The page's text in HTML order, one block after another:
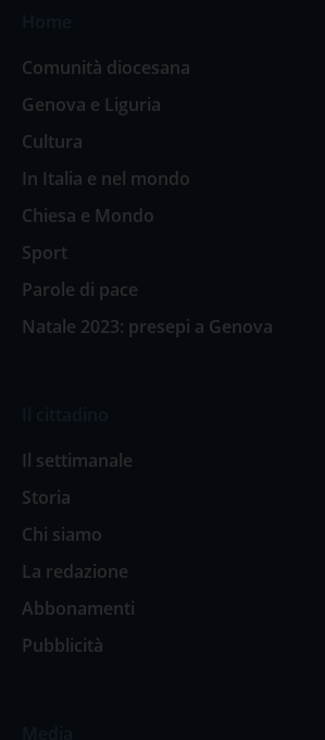
Comunità diocesana
Genova e Liguria
Cultura
In Italia e nel mondo
Chiesa e Mondo
Sport
Parole di pace
Natale 2023: presepi a Genova
Il settimanale
Storia
Chi siamo
La redazione
Abbonamenti
Pubblicità